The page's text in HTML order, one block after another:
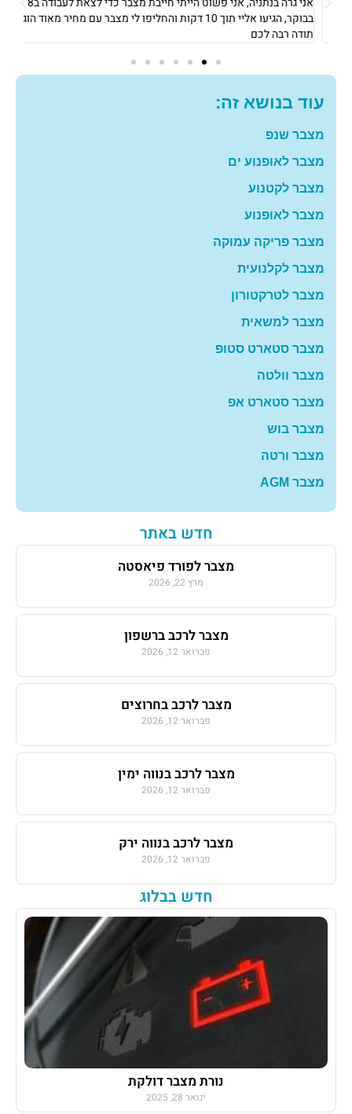
בבוקר, הגיעו אליי תוך 10 דקות והחליפו לי מצבר עם מחיר מאוד הוגן!
תודה רבה לכם
עוד בנושא זה:
מצבר שנפ
מצבר לאופנוע ים
מצבר לקטנוע
מצבר לאופנוע
מצבר פריקה עמוקה
מצבר לקלנועית
מצבר לטרקטורון
מצבר למשאית
מצבר סטארט סטופ
מצבר וולטה
מצבר סטארט אפ
מצבר בוש
מצבר ורטה
מצבר AGM
חדש באתר
מצבר לפורד פיאסטה
מרץ 22, 2026
מצבר לרכב ברשפון
פברואר 12, 2026
מצבר לרכב בחרוצים
פברואר 12, 2026
מצבר לרכב בנווה ימין
פברואר 12, 2026
מצבר לרכב בנווה ירק
פברואר 12, 2026
חדש בבלוג
נורת מצבר דולקת
ינואר 28, 2025